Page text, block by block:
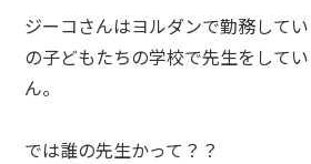
ジーコさんはヨルダンで勤務して
の子どもたちの学校で先生をして
ん。
では誰の先生かって？？